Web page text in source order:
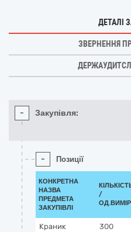
ДЕТАЛІ
ЗВЕРНЕННЯ
- Закупівля:
- Позиції
КОНКРЕТНА
НАЗВА
ПРЕДМЕТА
ЗАКУПІВЛІ
/
Краник
300